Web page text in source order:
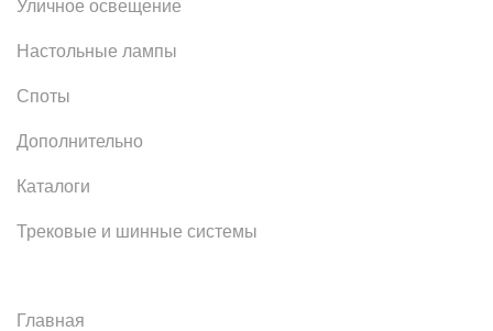
Уличное освещение
Настольные лампы
Споты
Дополнительно
Каталоги
Трековые и шинные системы
Главная